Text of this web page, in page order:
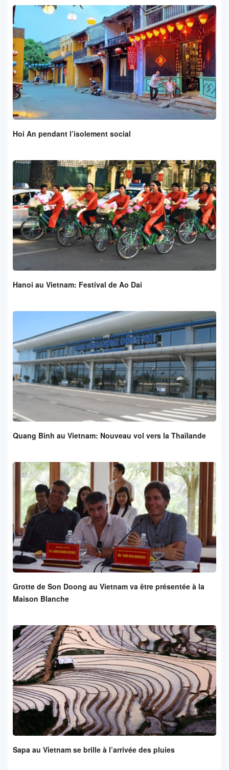
Hoi An pendant l’isolement social
Hanoi au Vietnam: Festival de Ao Dai
Quang Binh au Vietnam: Nouveau vol vers la Thaïlande
Grotte de Son Doong au Vietnam va être présentée à la
Maison Blanche
Sapa au Vietnam se brille à l’arrivée des pluies